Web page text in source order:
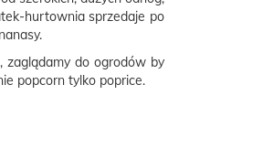
hurtownia sprzedaje po
zaglądamy do ogrodów by
popcorn tylko poprice.